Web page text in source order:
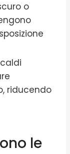
o
riducendo
le